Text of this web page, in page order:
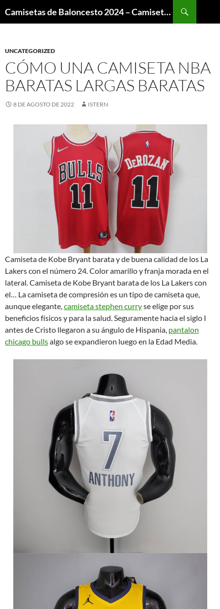
Camisetas de Baloncesto 2024 – Camisetas NBA
UNCATEGORIZED
CÓMO UNA CAMISETA NBA
BARATAS LARGAS BARATAS
8 DE AGOSTO DE 2022 ISTERN
Camiseta de Kobe Bryant barata y de buena calidad de los La
Lakers con el número 24. Color amarillo y franja morada en el
lateral. Camiseta de Kobe Bryant barata de los La Lakers con
el… La camiseta de compresión es un tipo de camiseta que,
aunque elegante,camiseta stephen curryse elige por sus
beneficios físicos y para la salud. Seguramente hacia el siglo I
antes de Cristo llegaron a su ángulo de Hispania, pantalon
chicago bullsalgo se expandieron luego en la Edad Media.